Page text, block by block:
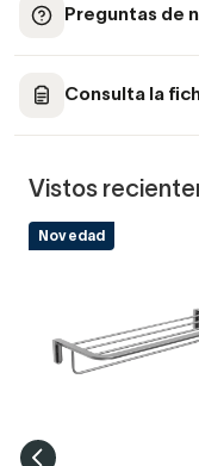
Preguntas de
Consulta la
Vistos
Novedad